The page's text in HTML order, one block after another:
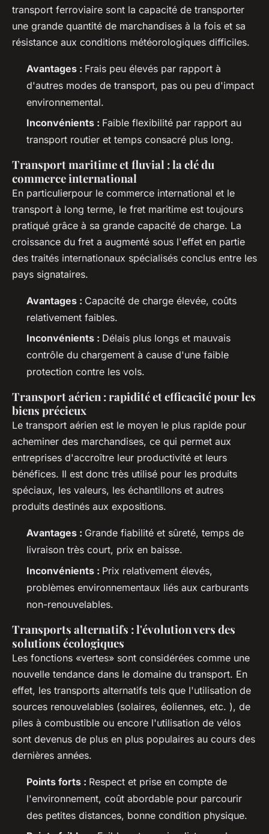
transport ferroviaire sont la capacité de transporter
une grande quantité de marchandises à la fois et sa
résistance aux conditions météorologiques difficiles.
Avantages : Frais peu élevés par rapport à
d'autres modes de transport, pas ou peu d'impact
environnemental.
Inconvénients : Faible flexibilité par rapport au
transport routier et temps consacré plus long.
Transport maritime et fluvial : la clé du
commerce international
En particulierpour le commerce international et le
transport à long terme, le fret maritime est toujours
pratiqué grâce à sa grande capacité de charge. La
croissance du fret a augmenté sous l'effet en partie
des traités internationaux spécialisés conclus entre les
pays signataires.
Avantages : Capacité de charge élevée, coûts
relativement faibles.
Inconvénients : Délais plus longs et mauvais
contrôle du chargement à cause d'une faible
protection contre les vols.
Transport aérien : rapidité et efficacité pour les
biens précieux
Le transport aérien est le moyen le plus rapide pour
acheminer des marchandises, ce qui permet aux
entreprises d'accroître leur productivité et leurs
bénéfices. Il est donc très utilisé pour les produits
spéciaux, les valeurs, les échantillons et autres
produits destinés aux expositions.
Avantages : Grande fiabilité et sûreté, temps de
livraison très court, prix en baisse.
Inconvénients : Prix relativement élevés,
problèmes environnementaux liés aux carburants
non-renouvelables.
Transports alternatifs : l'évolution vers des
solutions écologiques
Les fonctions «vertes» sont considérées comme une
nouvelle tendance dans le domaine du transport. En
effet, les transports alternatifs tels que l'utilisation de
sources renouvelables (solaires, éoliennes, etc. ), de
piles à combustible ou encore l'utilisation de vélos
sont devenus de plus en plus populaires au cours des
dernières années.
Points forts : Respect et prise en compte de
l'environnement, coût abordable pour parcourir
des petites distances, bonne condition physique.